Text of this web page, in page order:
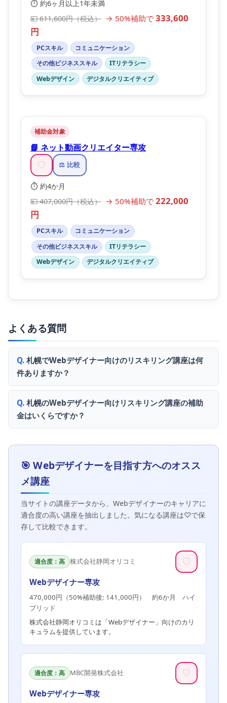
⏱️ 約6ヶ月以上1年未満
💴 611,600円（税込） → 50%補助で 333,600
円
PCスキル
コミュニケーション
その他ビジネススキル
ITリテラシー
Webデザイン
デジタルクリエイティブ
補助金対象
📘 ネット動画クリエイター専攻
♡ ⚖️ 比較
⏱️ 約4か月
💴 407,000円（税込） → 50%補助で 222,000
円
PCスキル
コミュニケーション
その他ビジネススキル
ITリテラシー
Webデザイン
デジタルクリエイティブ
よくある質問
札幌でWebデザイナー向けのリスキリング講座は何
件ありますか？
札幌のWebデザイナー向けリスキリング講座の補助
金はいくらですか？
🎯 Webデザイナーを目指す方へのオスス
メ講座
当サイトの講座データから、Webデザイナーのキャリアに
適合度の高い講座を抽出しました。気になる講座は♡で保
存して比較できます。
適合度：高 株式会社静岡オリコミ ♡
Webデザイナー専攻
470,000円（50%補助後: 141,000円） 約6か月 ハイ
ブリッド
株式会社静岡オリコミは「Webデザイナー」向けのカリ
キュラムを提供しています。
適合度：高 MBC開発株式会社 ♡
Webデザイナー専攻